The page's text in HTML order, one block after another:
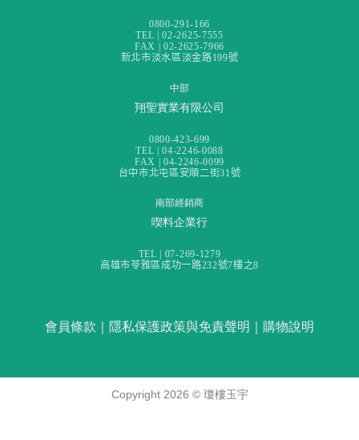
0800-291-166
TEL | 02-2625-7555
FAX | 02-2625-7966
新北市淡水區淡金路199號
中部
翔聖實業有限公司
0800-423-699
TEL | 04-2246-0088
FAX | 04-2246-0099
台中市北屯區安順二街31號
南部經銷商
喫料企業行
TEL | 07-269-1279
高雄市苓雅區成功一路232號7樓之8
會員條款 隱私保護政策與免責聲明 購物說明
Copyright 2026 © 瓊樓玉宇